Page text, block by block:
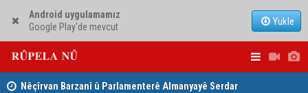
Android uygulamamız
Google Play'de mevcut
Yükle
Nêçîrvan Barzanî û Parlamenterê Almanyayê Serdar